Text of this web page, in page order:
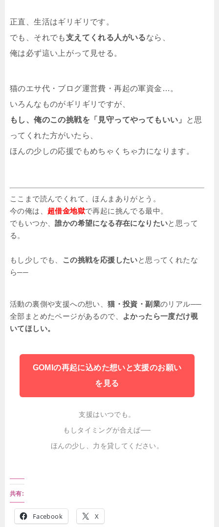
正直、生活はギリギリです。
でも、それでも支えてくれる人がいるなら、
俺は必ず這い上がって見せる。
猫のエサ代・ブログ運営費・再起の軍資金…。
いろんなものがギリギリですが、
もし、俺のこの挑戦を「見守ってやってもいい」
と思
ってくれた方がいたら、
ほんの少しの応援でもめちゃくちゃ力になります。
ここまで読んでくれて、ほんまありがとう。
今の俺は、 超借金地獄で再起に挑んでる最中。
でもいつか、誰かの希望になる存在になりたいと思って
る。
もし少しでも、 この挑戦を応援したいと思ってくれたな
ら──
活動の裏側や支援への想い、猫・投資・副業のリアル──
全部まとめたページがあるので、
よかったら一度だけ覗
いてほしい。
GOMIの再起に込めた想いと支援のお願い
を見る
支援はいつでも。
もしタイミングが合えば──
ほんの少し、力を貸してください。
共有:
Facebook X